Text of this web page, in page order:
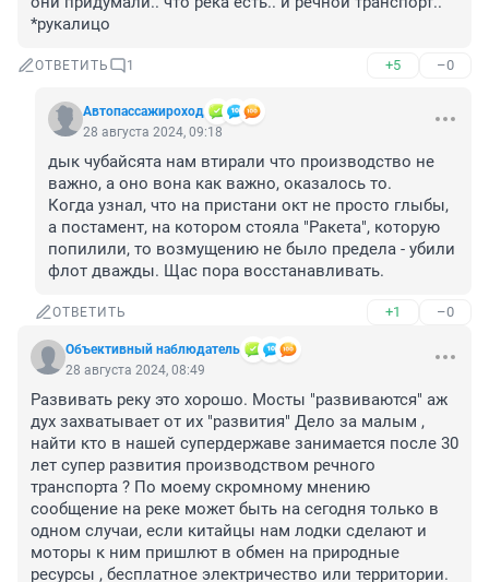
*рукалицо
ОТВЕТИТЬ 1 +5 –0
Автопассажироход
28 августа 2024, 09:18
дык чубайсята нам втирали что производство не
важно, а оно вона как важно, оказалось то.
Когда узнал, что на пристани окт не просто глыбы,
а постамент, на котором стояла "Ракета", которую
попилили, то возмущению не было предела - убили
флот дважды. Щас пора восстанавливать.
ОТВЕТИТЬ +1 –0
Объективный наблюдатель
28 августа 2024, 08:49
Развивать реку это хорошо. Мосты "развиваются" аж
дух захватывает от их "развития" Дело за малым ,
найти кто в нашей супердержаве занимается после 30
лет супер развития производством речного
транспорта ? По моему скромному мнению
сообщение на реке может быть на сегодня только в
одном случаи, если китайцы нам лодки сделают и
моторы к ним пришлют в обмен на природные
ресурсы , бесплатное электричество или территории.